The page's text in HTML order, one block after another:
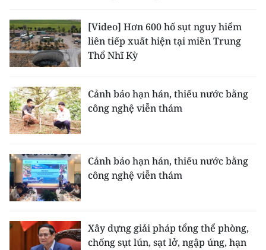
TIN ĐỊA PHƯƠNG
Trung du và miền núi phía Bắc
Bắc Trung Bộ
Duyên hải Nam Trung Bộ và Tây
Đông Nam Bộ
Đồng bằng sông Cửu Long
Chuyên trang Hà Nội
[Video] Hơn 600 hố sụt nguy hiểm
liên tiếp xuất hiện tại miền Trung
Thổ Nhĩ Kỳ
Cảnh báo hạn hán, thiếu nước bằng
công nghệ viễn thám
Cảnh báo hạn hán, thiếu nước bằng
công nghệ viễn thám
Xây dựng giải pháp tổng thể phòng,
chống sụt lún, sạt lở, ngập úng, hạn